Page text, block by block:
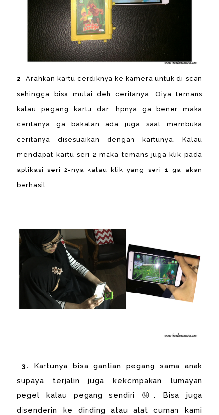
2. Arahkan kartu cerdiknya ke kamera untuk di scan
sehingga bisa mulai deh ceritanya. Oiya temans
kalau pegang kartu dan hpnya ga bener maka
ceritanya ga bakalan ada juga saat membuka
ceritanya disesuaikan dengan kartunya. Kalau
mendapat kartu seri 2 maka temans juga klik pada
aplikasi seri 2-nya kalau klik yang seri 1 ga akan
berhasil.
3. Kartunya bisa gantian pegang sama anak
supaya terjalin juga kekompakan lumayan
pegel kalau pegang sendiri 😛. Bisa juga
disenderin ke dinding atau alat cuman kami